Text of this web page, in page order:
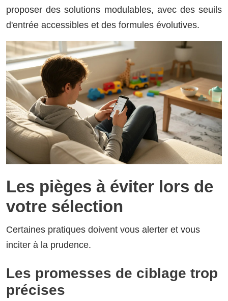
proposer des solutions modulables, avec des seuils
d'entrée accessibles et des formules évolutives.
Les pièges à éviter lors de
votre sélection
Certaines pratiques doivent vous alerter et vous
inciter à la prudence.
Les promesses de ciblage trop
précises